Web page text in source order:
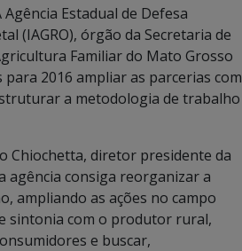
Estadual de Defesa
(IAGRO), órgão da Secretaria de
Familiar do Mato Grosso
para 2016 ampliar as parcerias com
a metodologia de trabalho
Chiochetta, diretor presidente da
agência consiga reorganizar a
ampliando as ações no campo
sintonia com o produtor rural,
e buscar,